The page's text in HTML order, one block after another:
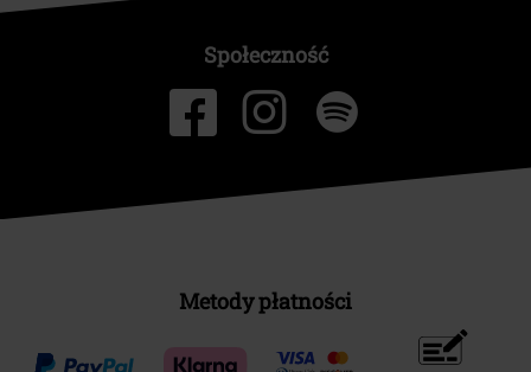
Społeczność
Metody płatności